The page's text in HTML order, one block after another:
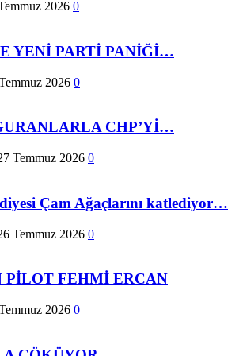
2026 0
YENİ PARTİ PANİĞİ…
2026 0
CHP’Yİ…
Temmuz 2026 0
Çam Ağaçlarını katlediyor…
Temmuz 2026 0
PİLOT FEHMİ ERCAN
2026 0